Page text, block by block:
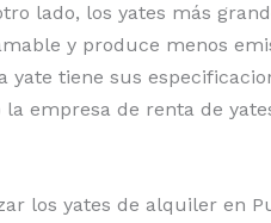
lado, los yates más
y produce menos
tiene sus
empresa de renta de
los yates de alquiler en